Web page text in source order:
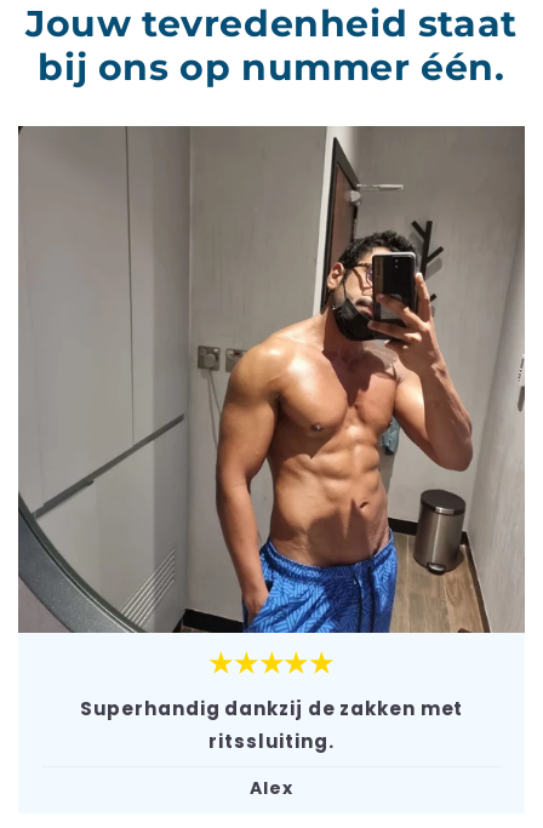
Jouw tevredenheid staat
bij ons op nummer één.
★★★★★
Superhandig dankzij de zakken met
ritssluiting.
Alex